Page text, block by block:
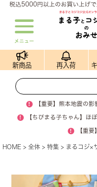
税込5000円以上のお買い上げ
メニュー
新商品 再入荷
! 【重要】熊本地震の
! 【ちびまる子ちゃん】ほ
! 【重
HOME 全体 特集 まるコジ×